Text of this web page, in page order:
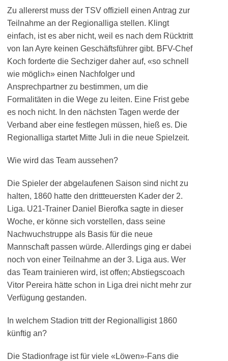
Zu allererst muss der TSV offiziell einen Antrag zur
Teilnahme an der Regionalliga stellen. Klingt
einfach, ist es aber nicht, weil es nach dem Rücktritt
von Ian Ayre keinen Geschäftsführer gibt. BFV-Chef
Koch forderte die Sechziger daher auf, «so schnell
wie möglich» einen Nachfolger und
Ansprechpartner zu bestimmen, um die
Formalitäten in die Wege zu leiten. Eine Frist gebe
es noch nicht. In den nächsten Tagen werde der
Verband aber eine festlegen müssen, hieß es. Die
Regionalliga startet Mitte Juli in die neue Spielzeit.
Wie wird das Team aussehen?
Die Spieler der abgelaufenen Saison sind nicht zu
halten, 1860 hatte den drittteuersten Kader der 2.
Liga. U21-Trainer Daniel Bierofka sagte in dieser
Woche, er könne sich vorstellen, dass seine
Nachwuchstruppe als Basis für die neue
Mannschaft passen würde. Allerdings ging er dabei
noch von einer Teilnahme an der 3. Liga aus. Wer
das Team trainieren wird, ist offen; Abstiegscoach
Vitor Pereira hätte schon in Liga drei nicht mehr zur
Verfügung gestanden.
In welchem Stadion tritt der Regionalligist 1860
künftig an?
Die Stadionfrage ist für viele «Löwen»-Fans die